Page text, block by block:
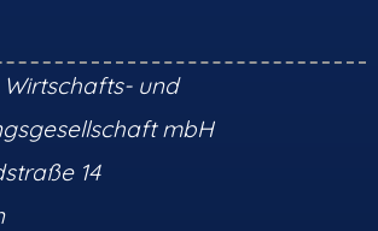
Wirtschafts- und
mbH
14